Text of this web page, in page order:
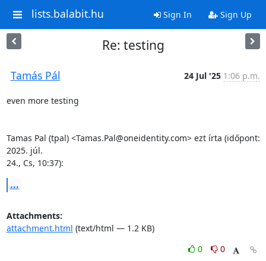
lists.balabit.hu Sign In Sign Up
Re: testing
Tamás Pál 24 Jul '25 1:06 p.m.
even more testing
Tamas Pal (tpal) <Tamas.Pal@oneidentity.com> ezt írta (időpont:
2025. júl.
24., Cs, 10:37):
...
Attachments:
attachment.html (text/html — 1.2 KB)
0
0